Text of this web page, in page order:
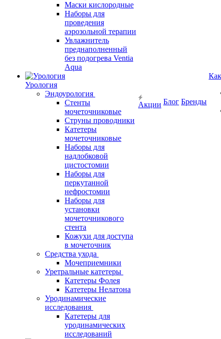
Маски кислородные
Наборы для
проведения
аэрозольной терапии
Увлажнитель
преднаполненный
без подогрева Ventia
Aqua
Урология
Эндоурология
Стенты
мочеточниковые
Струны проводники
Катетеры
мочеточниковые
Наборы для
надлобковой
цистостомии
Наборы для
перкутанной
нефростомии
Наборы для
установки
мочеточникового
стента
Кожухи для доступа
в мочеточник
Средства ухода
Мочеприемники
Уретральные катетеры
Катетеры Фолея
Катетеры Нелатона
Уродинамические
исследования
Катетеры для
уродинамических
исследований
Акции Блог Бренды